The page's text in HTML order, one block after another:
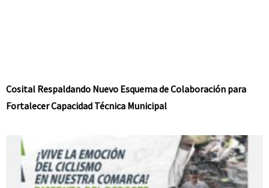
Cosital Respaldando Nuevo Esquema de Colaboración para
Fortalecer Capacidad Técnica Municipal